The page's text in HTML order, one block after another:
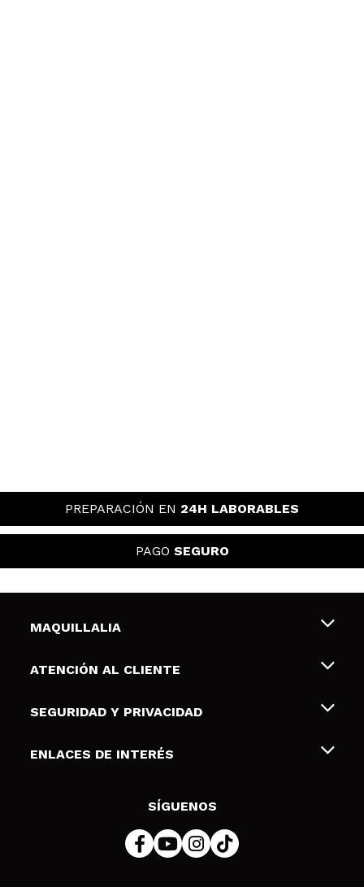
PREPARACIÓN EN 24H LABORABLES
PAGO SEGURO
MAQUILLALIA
Sobre nosotros
Tarjetas de Regalo
ATENCIÓN AL CLIENTE
Envíos y devoluciones
Formas de pago
SEGURIDAD Y PRIVACIDAD
Terminos y condiciones de uso
Política de cookies
ENLACES DE INTERÉS
SÍGUENOS